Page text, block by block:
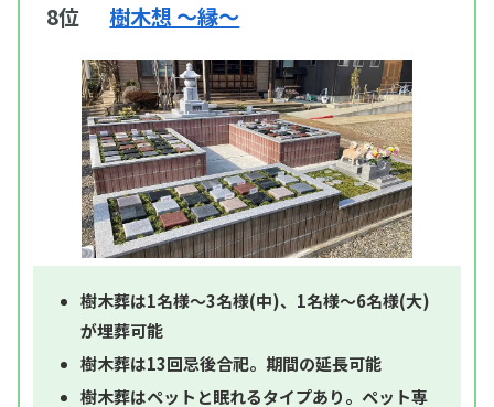
8位 樹木想 〜縁〜
樹木葬は1名様～3名様(中)、1名様～6名様(大)
が埋葬可能
樹木葬は13回忌後合祀。期間の延長可能
樹木葬はペットと眠れるタイプあり。ペット専